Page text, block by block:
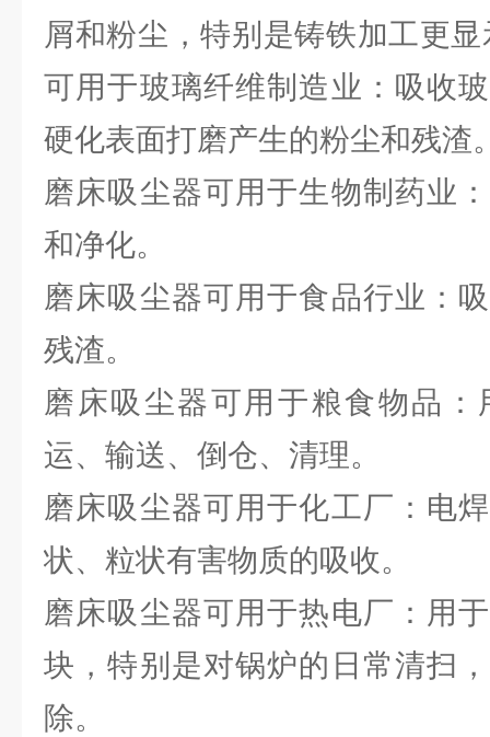
屑和粉尘，特别是铸铁加工更
可用于玻璃纤维制造业：吸收
硬化表面打磨产生的粉尘和残渣
磨床吸尘器可用于生物制药业
和净化。
磨床吸尘器可用于食品行业：
残渣。
磨床吸尘器可用于粮食物品
运、输送、倒仓、清理。
磨床吸尘器可用于化工厂：电
状、粒状有害物质的吸收。
磨床吸尘器可用于热电厂：用
块，特别是对锅炉的日常清扫
除。